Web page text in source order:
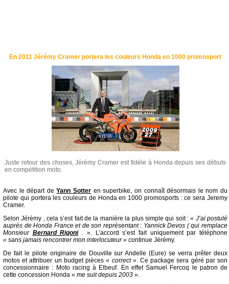
En 2011 Jérémy Cramer portera les couleurs Honda en 1000 promosport
Juste retour des choses, Jérémy Cramer est fidèle à Honda depuis ses débuts
en compétition moto.
Avec le départ deYann Sotter en superbike, on connaît désormais le nom du
pilote qui portera les couleurs de Honda en 1000 promosports : ce sera Jeremy
Cramer.
Selon Jérémy , cela s’est fait de la manière la plus simple qui soit :« J’ai postulé
auprès de Honda France et de son représentant : Yannick Devos ( qui remplace
Monsieur Bernard Rigoni. ». L’accord s’est fait uniquement par téléphone
« sans jamais rencontrer mon interlocuteur » continue Jérémy.
De fait le pilote originaire de Douville sur Andelle (Eure) se verra prêter deux
motos et attribuer un budget pièces « correct ». Ce package sera géré par son
concessionnaire : Moto racing à Elbeuf. En effet Samuel Fercoq le patron de
cette concession Honda « me suit depuis 2003 ».